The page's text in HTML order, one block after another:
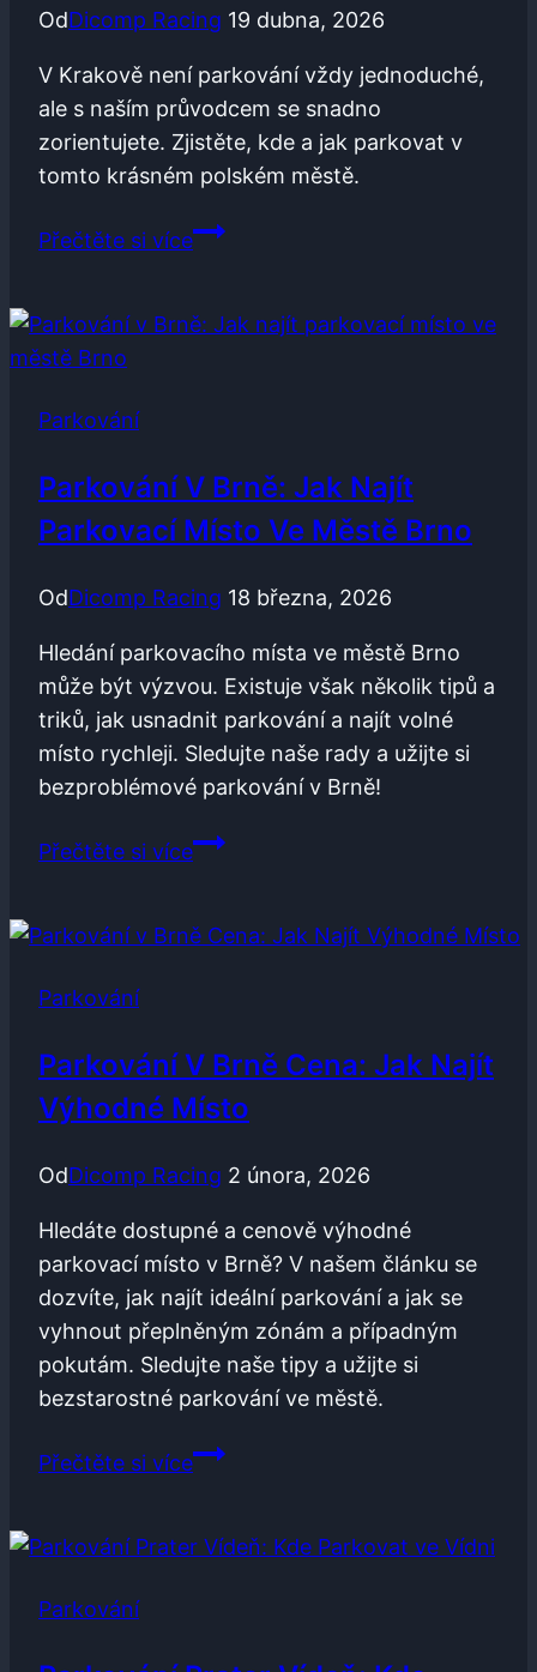
OdDicomp Racing 19 dubna, 2026
V Krakově není parkování vždy jednoduché,
ale s naším průvodcem se snadno
zorientujete. Zjistěte, kde a jak parkovat v
tomto krásném polském městě.
Přečtěte si víceKrakov
parkováním
Parkování
Parkování V Brně: Jak Najít
Parkovací Místo Ve Městě Brno
OdDicomp Racing 18 března, 2026
Hledání parkovacího místa ve městě Brno
může být výzvou. Existuje však několik tipů a
triků, jak usnadnit parkování a najít volné
místo rychleji. Sledujte naše rady a užijte si
bezproblémové parkování v Brně!
Přečtěte si víceParkování
Jak
ve
městě
Parkování
Parkování V Brně Cena: Jak Najít
Výhodné Místo
OdDicomp Racing 2 února, 2026
Hledáte dostupné a cenově výhodné
parkovací místo v Brně? V našem článku se
dozvíte, jak najít ideální parkování a jak se
vyhnout přeplněným zónám a případným
pokutám. Sledujte naše tipy a užijte si
bezstarostné parkování ve městě.
Přečtěte si víceParkování
Cena:
Parkování